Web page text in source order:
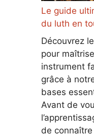
Le guide
du luth en
Découvrez
pour
instrument
grâce à
bases
Avant de
de